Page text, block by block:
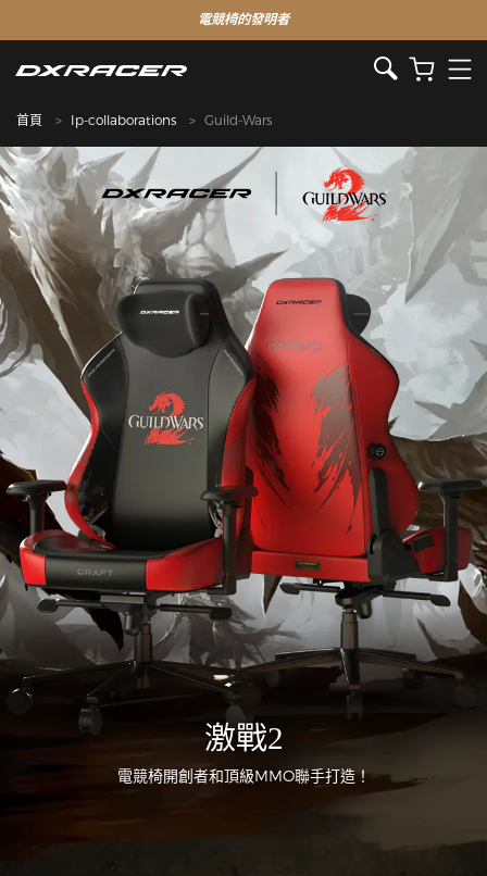
電競椅的發明者
首頁 Ip-collaborations Guild-Wars
激戰2
電競椅開創者和頂級MMO聯手打造！